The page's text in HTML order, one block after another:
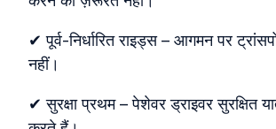
✔ पूर्व‑निर्धारित राइड्स – आगमन पर
नहीं।
✔ सुरक्षा प्रथम – पेशेवर ड्राइवर सुरक्षित